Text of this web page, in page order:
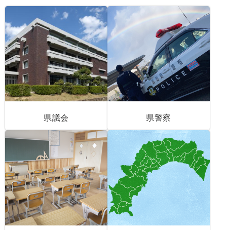
県議会 県警察